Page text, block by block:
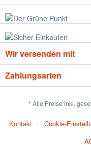
Wir versenden mit
Zahlungsarten
* Alle Preise inkl.
Kontakt Cookie-